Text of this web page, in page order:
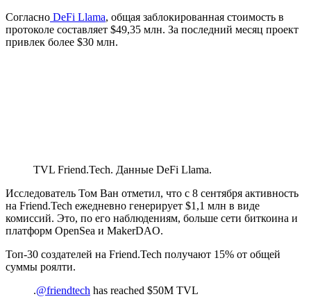
Согласно DeFi Llama, общая заблокированная стоимость в
протоколе составляет $49,35 млн. За последний месяц проект
привлек более $30 млн.
TVL Friend.Tech. Данные DeFi Llama.
Исследователь Том Ван отметил, что с 8 сентября активность
на Friend.Tech ежедневно генерирует $1,1 млн в виде
комиссий. Это, по его наблюдениям, больше сети биткоина и
платформ OpenSea и MakerDAO.
Топ-30 создателей на Friend.Tech получают 15% от общей
суммы роялти.
.@friendtech has reached $50M TVL